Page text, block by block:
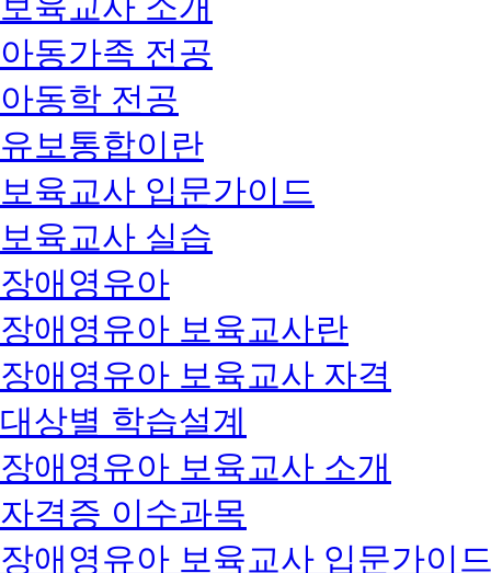
아동가족 전공
아동학 전공
유보통합이란
보육교사 입문가이드
보육교사 실습
장애영유아
장애영유아 보육교사란
장애영유아 보육교사 자격
대상별 학습설계
장애영유아 보육교사 소개
자격증 이수과목
장애영유아 보육교사 입문가이